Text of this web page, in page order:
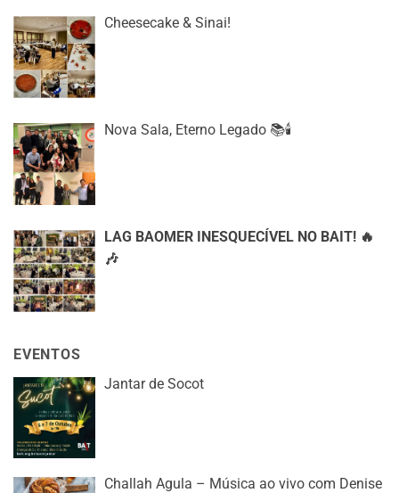
Cheesecake & Sinai!
Nova Sala, Eterno Legado 📚🕯️
LAG BAOMER INESQUECÍVEL NO BAIT! 🔥
🎶
EVENTOS
Jantar de Socot
Challah Agula – Música ao vivo com Denise